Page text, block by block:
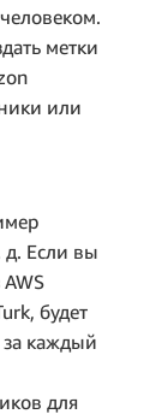
метки
или
д. Если вы
будет
за каждый
для